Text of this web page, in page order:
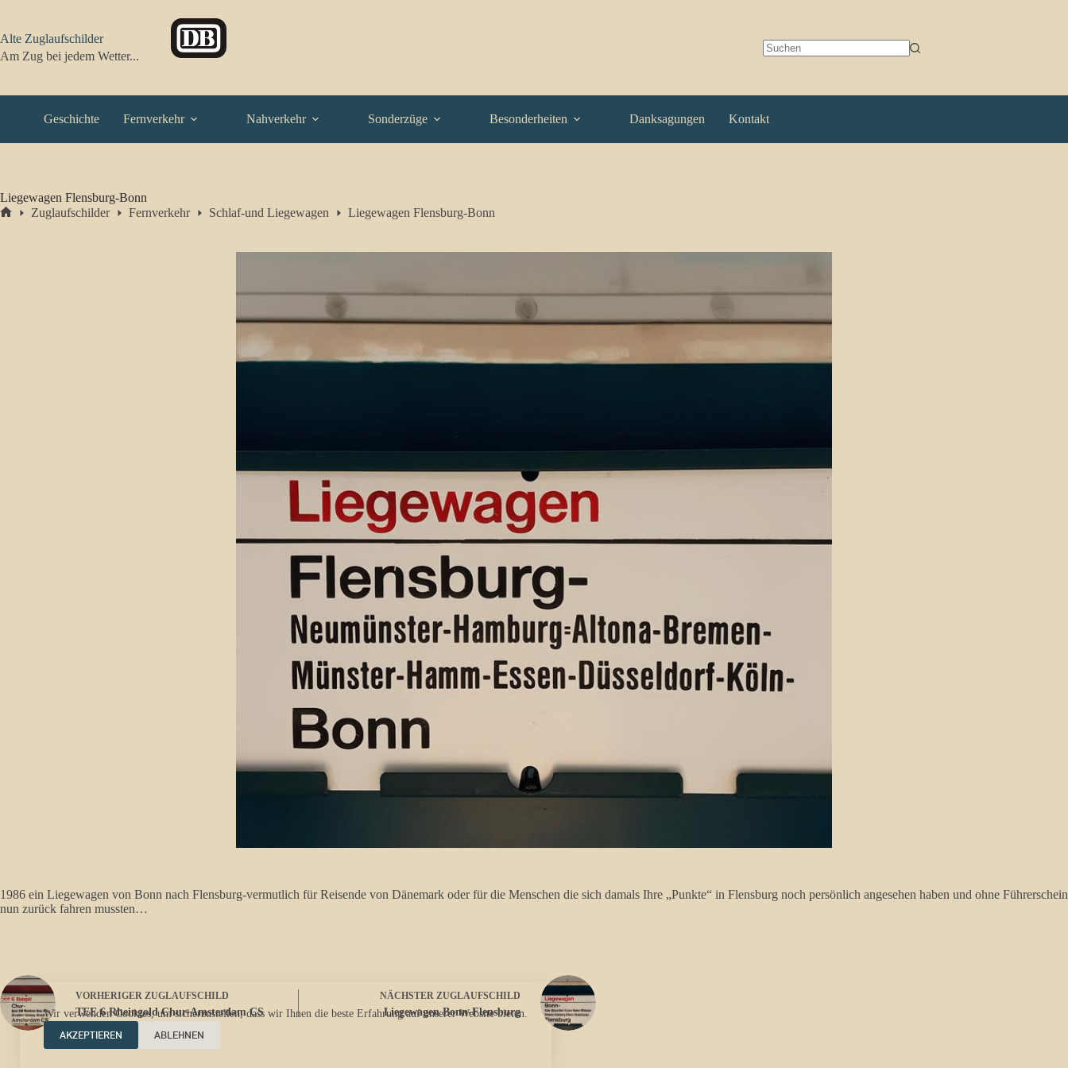
springen
Wir verwenden Cookies, um sicherzustellen, dass wir Ihnen die beste Erfahrung auf unserer Website bieten.
AKZEPTIEREN
ABLEHNEN
Alte Zuglaufschilder
Am Zug bei jedem Wetter...
Geschichte Fernverkehr Nahverkehr Sonderzüge Besonderheiten Danksagungen Kontakt
Liegewagen Flensburg-Bonn
Zuglaufschilder Fernverkehr Schlaf-und Liegewagen Liegewagen Flensburg-Bonn
1986 ein Liegewagen von Bonn nach Flensburg-vermutlich für Reisende von Dänemark oder für die Menschen die sich damals Ihre „Punkte“ in Flensburg noch persönlich angesehen haben und ohne Führerschein
nun zurück fahren mussten…
VORHERIGER ZUGLAUFSCHILD
TEE 6 Rheingold Chur-Amsterdam CS
NÄCHSTER ZUGLAUFSCHILD
Liegewagen Bonn-Flensburg